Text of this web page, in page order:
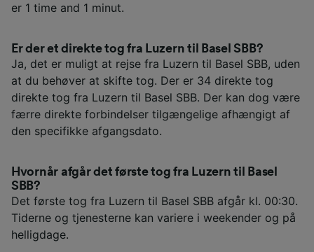
er 1 time and 1 minut.
Er der et direkte tog fra Luzern til Basel SBB?
Ja, det er muligt at rejse fra Luzern til Basel SBB, uden
at du behøver at skifte tog. Der er 34 direkte tog
direkte tog fra Luzern til Basel SBB. Der kan dog være
færre direkte forbindelser tilgængelige afhængigt af
den specifikke afgangsdato.
Hvornår afgår det første tog fra Luzern til Basel
SBB?
Det første tog fra Luzern til Basel SBB afgår kl. 00:30.
Tiderne og tjenesterne kan variere i weekender og på
helligdage.